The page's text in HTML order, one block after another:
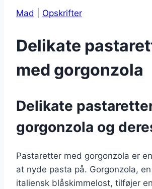
Mad Opskrifter
Delikate
med gorgonzola
Delikate
gorgonzola og
Pastaretter med gorgonzola er
at nyde pasta på. Gorgonzola,
italiensk blåskimmelost, tilføjer